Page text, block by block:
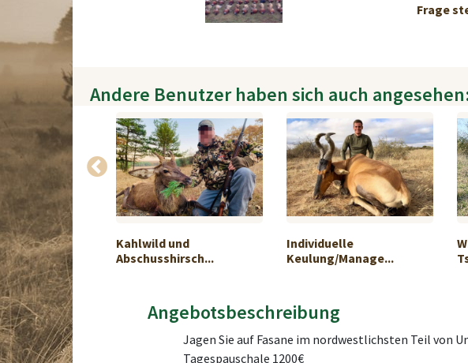
Frage
Andere Benutzer haben sich auch
für
Kahlwild und
Abschusshirsch...
Individuelle
Keulung/Manage...
Angebotsbeschreibung
Jagen Sie auf Fasane im nordwestlichsten Teil von
Tagespauschale 1200€